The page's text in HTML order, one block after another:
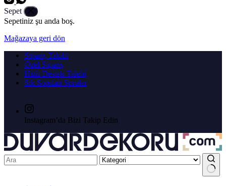
Sepet
Sepetiniz şu anda boş.
Mağazaya geri dön
Sipariş Takibi
Özel Sipariş
Hızlı Destek Talebi
Sık Sorulan Sorular
Instagram’da Bizi Takip Edin